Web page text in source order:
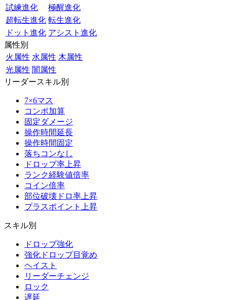
試練進化
極醒進化
超転生進化 転生進化
ドット進化 アシスト進化
属性別
火属性 水属性 木属性
光属性 闇属性
リーダースキル別
7×6マス
コンボ加算
固定ダメージ
操作時間延長
操作時間固定
落ちコンなし
ドロップ率上昇
ランク経験値倍率
コイン倍率
部位破壊ドロ率上昇
プラスポイント上昇
スキル別
ドロップ強化
強化ドロップ目覚め
ヘイスト
リーダーチェンジ
ロック
遅延